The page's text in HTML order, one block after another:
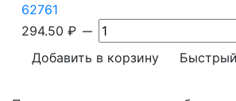
62761
294.50 ₽
Добавить в корзину